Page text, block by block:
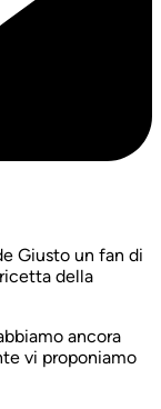
Giusto un fan di
della
ancora
vi proponiamo